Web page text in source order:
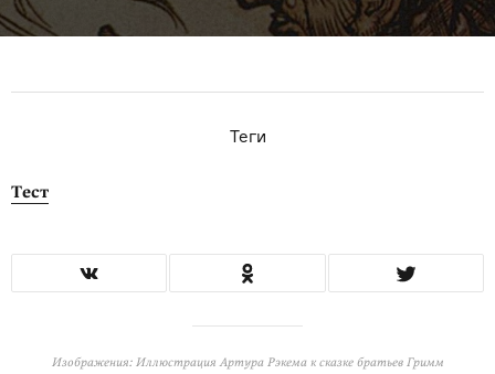
Теги
Тест
Изображения: Иллюстрация Артура Рэкема к сказке братьев Гримм